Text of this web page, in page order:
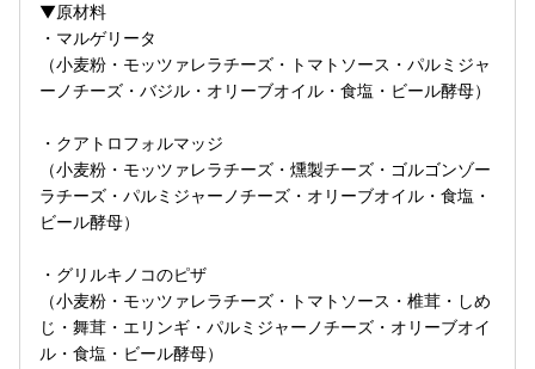
▼原材料
・マルゲリータ
（小麦粉・モッツァレラチーズ・トマトソース・パルミジャ
ーノチーズ・バジル・オリーブオイル・食塩・ビール酵母）
・クアトロフォルマッジ
（小麦粉・モッツァレラチーズ・燻製チーズ・ゴルゴンゾー
ラチーズ・パルミジャーノチーズ・オリーブオイル・食塩・
ビール酵母）
・グリルキノコのピザ
（小麦粉・モッツァレラチーズ・トマトソース・椎茸・しめ
じ・舞茸・エリンギ・パルミジャーノチーズ・オリーブオイ
ル・食塩・ビール酵母）